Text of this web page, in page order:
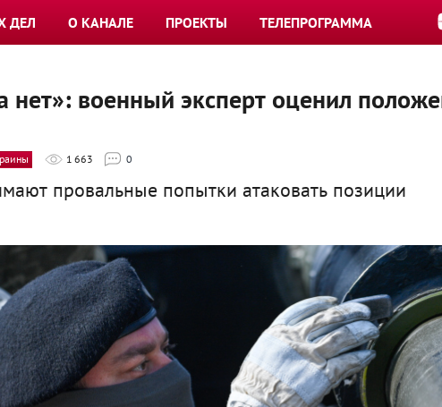
ДЕЛ О КАНАЛЕ ПРОЕКТЫ ТЕЛЕПРОГРАММА
нет»: военный эксперт оценил
1 663 0
провальные попытки атаковать позиции